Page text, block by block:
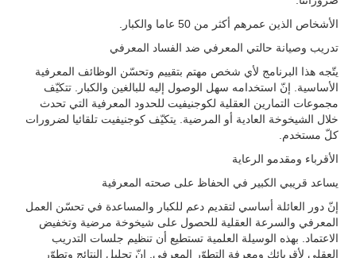
الأشخاص الذين عمرهم أكثر من 50 عاما والكبار.
تدريب وصيانة حالتي المعرفي ضد الفساد المعرفي
يتّجه هذا البرنامج لأي شخص مهتم بتقييم وتحسّن الوظائف المعرفية
الأساسية. إنّ استخدامه سهل الوصول إليه للبالغين والكبار. تتكيّف
مجموعات التمارين العقلية لكوجنيفيت للحدود المعرفية التي تحدث
خلال الشيخوخة العادية أو المرضية. يتكيّف كوجنيفيت تلقائيا لضرورات
كلّ مستخدم.
الأقرباء ومقدمو الرعاية
يساعد قريبي الكبير في الحفاظ على صحته المعرفية
إنّ دور العائلة أساسي لتقديم دعم للكبار والمساعدة في تحسّن العمل
المعرفي والسرعة العقلية للحصول على شيخوخة مرضية وتخفيض
الاعتماد. بهذه الوسيلة العلمية تستطيع أن تنظيم جلسات التدريب
العقلي لأقربائك ومعرفة التطوّر المعرفي. إنّ تحليل النتائج وتطوّر